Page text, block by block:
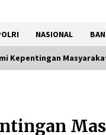
NASIONAL
Tinggi Kemhan
Kepentingan